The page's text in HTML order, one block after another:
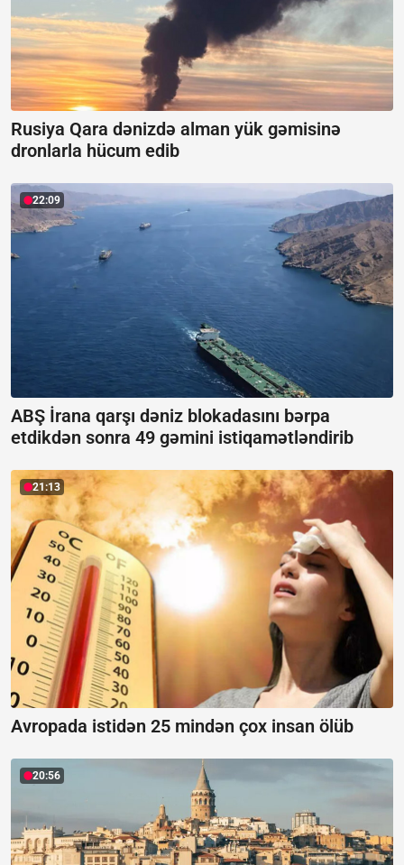
Rusiya Qara dənizdə alman yük gəmisinə
dronlarla hücum edib
22:09
ABŞ İrana qarşı dəniz blokadasını bərpa
etdikdən sonra 49 gəmini istiqamətləndirib
21:13
Avropada istidən 25 mindən çox insan ölüb
20:56